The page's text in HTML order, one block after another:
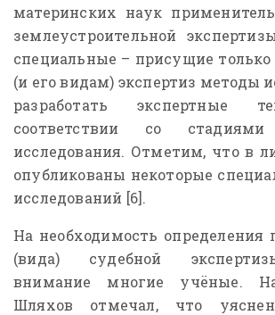
материнских наук
землеустроительной
специальные – присущие
(и его видам) экспертиз методы
разработать экспертные
соответствии со стадиями
исследования. Отметим, что в
опубликованы некоторые
исследований [6].
На необходимость определения
(вида) судебной
внимание многие учёные.
Шляхов отмечал, что